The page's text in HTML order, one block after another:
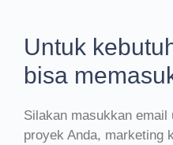
Untuk
bisa
Silakan masukkan
proyek Anda, marketing